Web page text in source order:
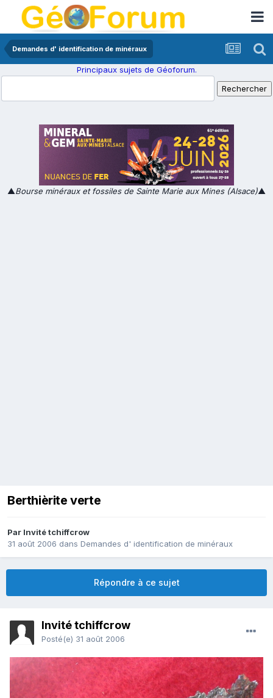
Demandes d' identification de minéraux
Principaux sujets de Géoforum.
▲Bourse minéraux et fossiles de Sainte Marie aux Mines (Alsace)▲
Berthièrite verte
Par Invité tchiffcrow
31 août 2006 dans Demandes d' identification de minéraux
Répondre à ce sujet
Invité tchiffcrow
Posté(e) 31 août 2006